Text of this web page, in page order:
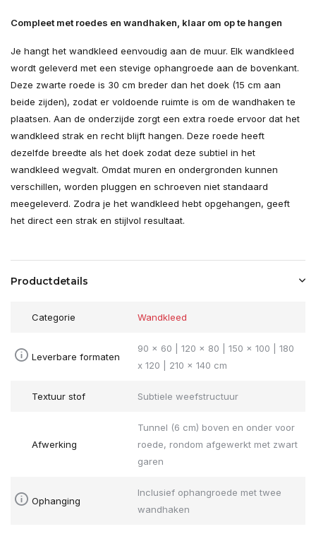
Compleet met roedes en wandhaken, klaar om op te hangen
Je hangt het wandkleed eenvoudig aan de muur. Elk wandkleed
wordt geleverd met een stevige ophangroede aan de bovenkant.
Deze zwarte roede is 30 cm breder dan het doek (15 cm aan
beide zijden), zodat er voldoende ruimte is om de wandhaken te
plaatsen. Aan de onderzijde zorgt een extra roede ervoor dat het
wandkleed strak en recht blijft hangen. Deze roede heeft
dezelfde breedte als het doek zodat deze subtiel in het
wandkleed wegvalt. Omdat muren en ondergronden kunnen
verschillen, worden pluggen en schroeven niet standaard
meegeleverd. Zodra je het wandkleed hebt opgehangen, geeft
het direct een strak en stijlvol resultaat.
Productdetails
Categorie Wandkleed
Leverbare formaten
90 x 60 | 120 x 80 | 150 x 100 | 180
x 120 | 210 x 140 cm
Textuur stof Subtiele weefstructuur
Afwerking
Tunnel (6 cm) boven en onder voor
roede, rondom afgewerkt met zwart
garen
Ophanging
Inclusief ophangroede met twee
wandhaken